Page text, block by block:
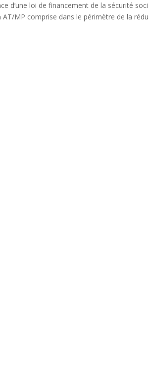
d’une loi de financement de la sécurité
AT/MP comprise dans le périmètre de la